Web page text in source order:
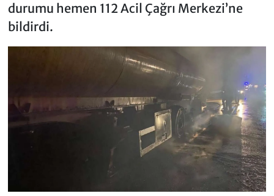
durumu hemen 112 Acil Çağrı Merkezi’ne
bildirdi.